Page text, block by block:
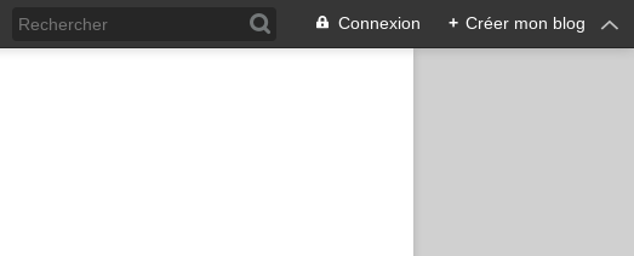
Connexion + Créer mon blog